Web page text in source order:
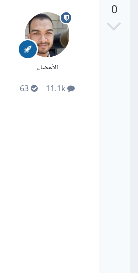
0
الأعضاء
11.1k
63